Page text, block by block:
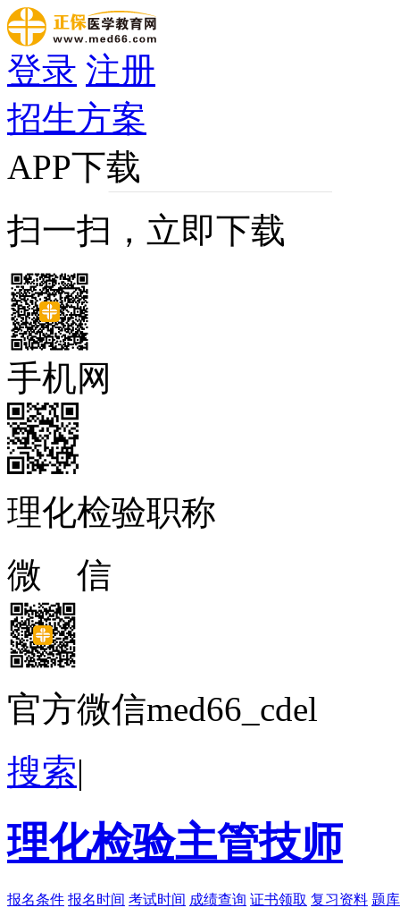
登录 注册
招生方案
APP下载
扫一扫，立即下载
手机网
理化检验职称
微 信
官方微信med66_cdel
搜索|
理化检验主管技师
报名条件 报名时间 考试时间 成绩查询 证书领取 复习资料 题